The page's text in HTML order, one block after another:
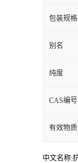
包装规格
别名
纯度
CAS编号
有效物
中文名称: